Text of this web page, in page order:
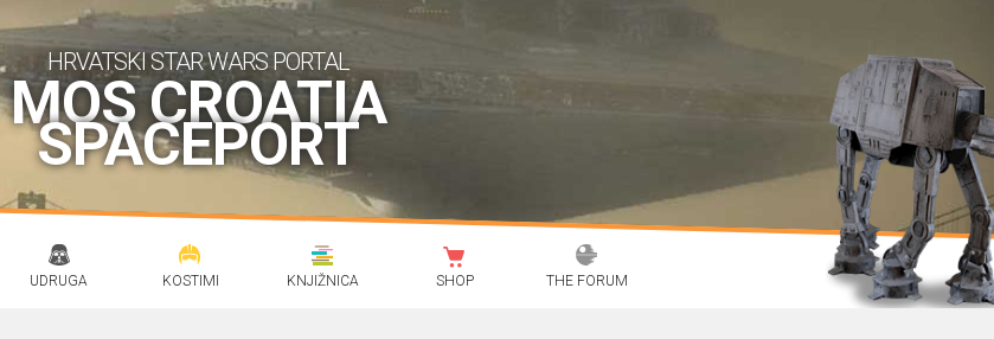
HRVATSKI STAR WARS PORTAL
MOS CROATIA
SPACEPORT
UDRUGA KOSTIMI KNJIŽNICA SHOP THE FORUM